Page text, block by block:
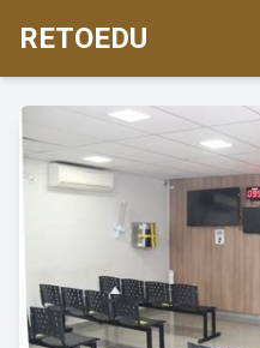
RETOEDU